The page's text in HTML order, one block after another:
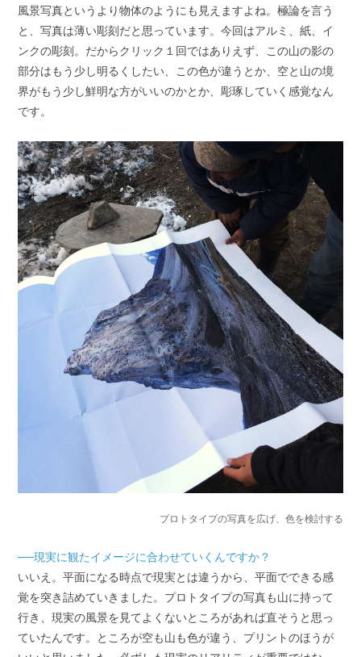
風景写真というより物体のようにも見えますよね。極論を言う
と、写真は薄い彫刻だと思っています。今回はアルミ、紙、イ
ンクの彫刻。だからクリック１回ではありえず、この山の影の
部分はもう少し明るくしたい、この色が違うとか、空と山の境
界がもう少し鮮明な方がいいのかとか、彫琢していく感覚なん
です。
プロトタイプの写真を広げ、色を検討する
──現実に観たイメージに合わせていくんですか？
いいえ。平面になる時点で現実とは違うから、平面でできる感
覚を突き詰めていきました。プロトタイプの写真も山に持って
行き、現実の風景を見てよくないところがあれば直そうと思っ
ていたんです。ところが空も山も色が違う、プリントのほうが